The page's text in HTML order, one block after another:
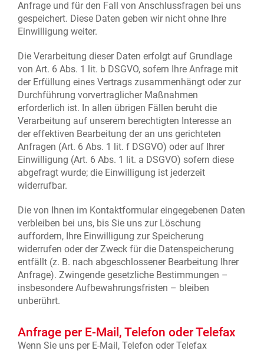
Anfrage und für den Fall von Anschlussfragen bei uns
gespeichert. Diese Daten geben wir nicht ohne Ihre
Einwilligung weiter.
Die Verarbeitung dieser Daten erfolgt auf Grundlage
von Art. 6 Abs. 1 lit. b DSGVO, sofern Ihre Anfrage mit
der Erfüllung eines Vertrags zusammenhängt oder zur
Durchführung vorvertraglicher Maßnahmen
erforderlich ist. In allen übrigen Fällen beruht die
Verarbeitung auf unserem berechtigten Interesse an
der effektiven Bearbeitung der an uns gerichteten
Anfragen (Art. 6 Abs. 1 lit. f DSGVO) oder auf Ihrer
Einwilligung (Art. 6 Abs. 1 lit. a DSGVO) sofern diese
abgefragt wurde; die Einwilligung ist jederzeit
widerrufbar.
Die von Ihnen im Kontaktformular eingegebenen Daten
verbleiben bei uns, bis Sie uns zur Löschung
auffordern, Ihre Einwilligung zur Speicherung
widerrufen oder der Zweck für die Datenspeicherung
entfällt (z. B. nach abgeschlossener Bearbeitung Ihrer
Anfrage). Zwingende gesetzliche Bestimmungen –
insbesondere Aufbewahrungsfristen – bleiben
unberührt.
Anfrage per E-Mail, Telefon oder Telefax
Wenn Sie uns per E-Mail, Telefon oder Telefax